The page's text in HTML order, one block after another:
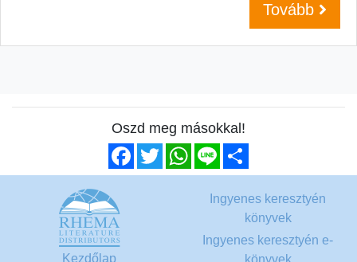
Tovább
Oszd meg másokkal!
Facebook
TwitterWhatsApp
Line
Kezdőlap
Ingyenes keresztyén
könyvek
Ingyenes keresztyén e-